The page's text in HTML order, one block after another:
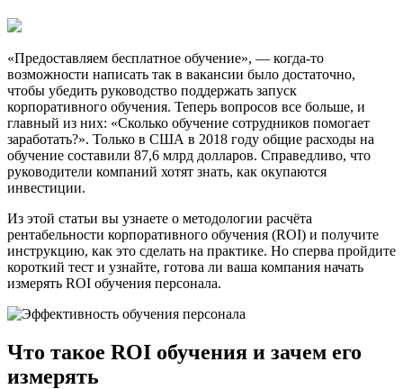
«Предоставляем бесплатное обучение», — когда-то
возможности написать так в вакансии было достаточно,
чтобы убедить руководство поддержать запуск
корпоративного обучения. Теперь вопросов все больше, и
главный из них: «Сколько обучение сотрудников помогает
заработать?». Только в США в 2018 году общие расходы на
обучение составили 87,6 млрд долларов. Справедливо, что
руководители компаний хотят знать, как окупаются
инвестиции.
Из этой статьи вы узнаете о методологии расчёта
рентабельности корпоративного обучения (ROI) и получите
инструкцию, как это сделать на практике. Но сперва пройдите
короткий тест и узнайте, готова ли ваша компания начать
измерять ROI обучения персонала.
Что такое ROI обучения и зачем его
измерять